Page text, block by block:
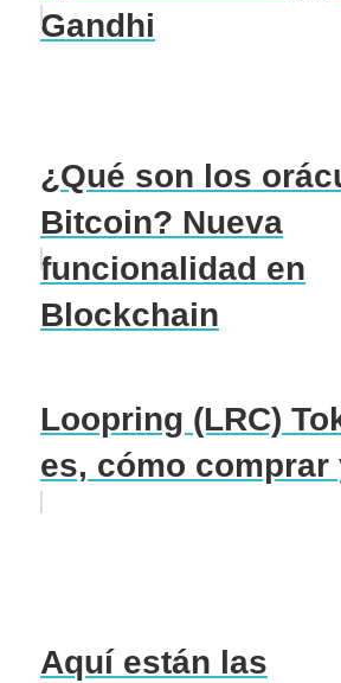
Gandhi
¿Qué son los
Bitcoin? Nueva
funcionalidad en
Blockchain
Loopring (LRC)
es, cómo comprar
Aquí están las